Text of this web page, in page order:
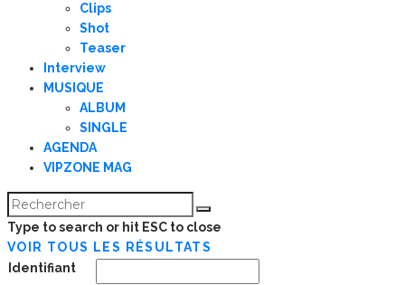
Clips
Shot
Teaser
Interview
MUSIQUE
ALBUM
SINGLE
AGENDA
VIPZONE MAG
Type to search or hit ESC to close
VOIR TOUS LES RÉSULTATS
Identifiant